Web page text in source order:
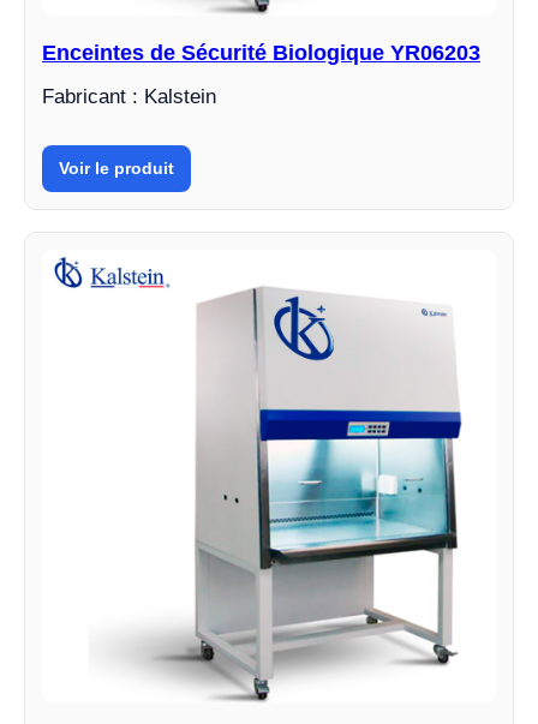
Enceintes de Sécurité Biologique YR06203
Fabricant : Kalstein
Voir le produit